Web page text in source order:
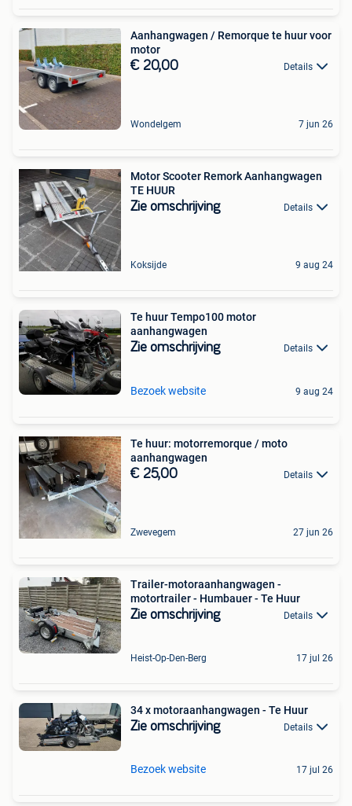
Aanhangwagen / Remorque te huur voor
motor
€ 20,00 Details
Wondelgem 7 jun 26
Motor Scooter Remork Aanhangwagen
TE HUUR
Zie omschrijving Details
Koksijde 9 aug 24
Te huur Tempo100 motor
aanhangwagen
Zie omschrijving Details
Bezoek website 9 aug 24
Te huur: motorremorque / moto
aanhangwagen
€ 25,00 Details
Zwevegem 27 jun 26
Trailer-motoraanhangwagen -
motortrailer - Humbauer - Te Huur
Zie omschrijving Details
Heist-Op-Den-Berg 17 jul 26
34 x motoraanhangwagen - Te Huur
Zie omschrijving Details
Bezoek website 17 jul 26